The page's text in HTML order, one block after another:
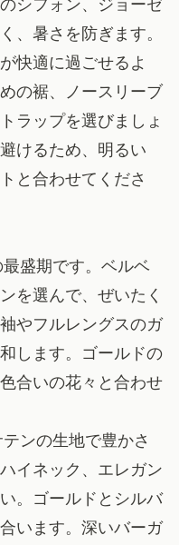
シフォン、ジョーゼ
、暑さを防ぎます。
快適に過ごせるよ
の裾、ノースリーブ
ラップを選びましょ
けるため、明るい
と合わせてくださ
盛期です。ベルベ
を選んで、ぜいたく
やフルレングスのガ
します。ゴールドの
合いの花々と合わせ
ンの生地で豊かさ
イネック、エレガン
。ゴールドとシルバ
います。深いバーガ